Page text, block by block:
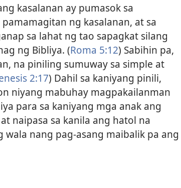
kasalanan ay pumasok sa
ng kasalanan, at sa
sa lahat ng tao sapagkat silang
ng Bibliya. (Roma 5:12) Sabihin pa,
na piniling sumuway sa simple at
2:17) Dahil sa kaniyang pinili,
niyang mabuhay magpakailanman
para sa kaniyang mga anak ang
naipasa sa kanila ang hatol na
wala nang pag-asang maibalik pa ang